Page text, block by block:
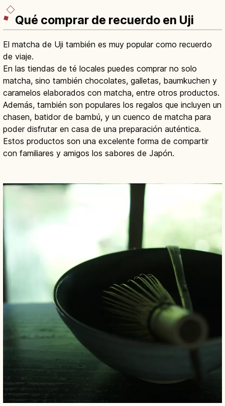
Qué comprar de recuerdo en Uji
El matcha de Uji también es muy popular como recuerdo
de viaje.
En las tiendas de té locales puedes comprar no solo
matcha, sino también chocolates, galletas, baumkuchen y
caramelos elaborados con matcha, entre otros productos.
Además, también son populares los regalos que incluyen un
chasen, batidor de bambú, y un cuenco de matcha para
poder disfrutar en casa de una preparación auténtica.
Estos productos son una excelente forma de compartir
con familiares y amigos los sabores de Japón.